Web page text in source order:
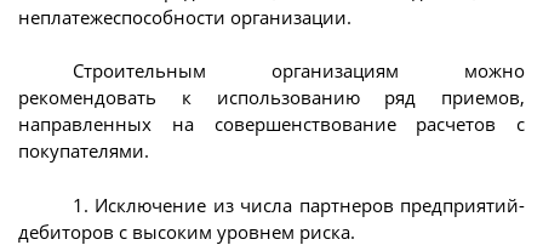
неплатежеспособности организации.
Строительным организациям можно
рекомендовать к использованию ряд приемов,
направленных на совершенствование расчетов с
покупателями.
1. Исключение из числа партнеров предприятий-
дебиторов с высоким уровнем риска.